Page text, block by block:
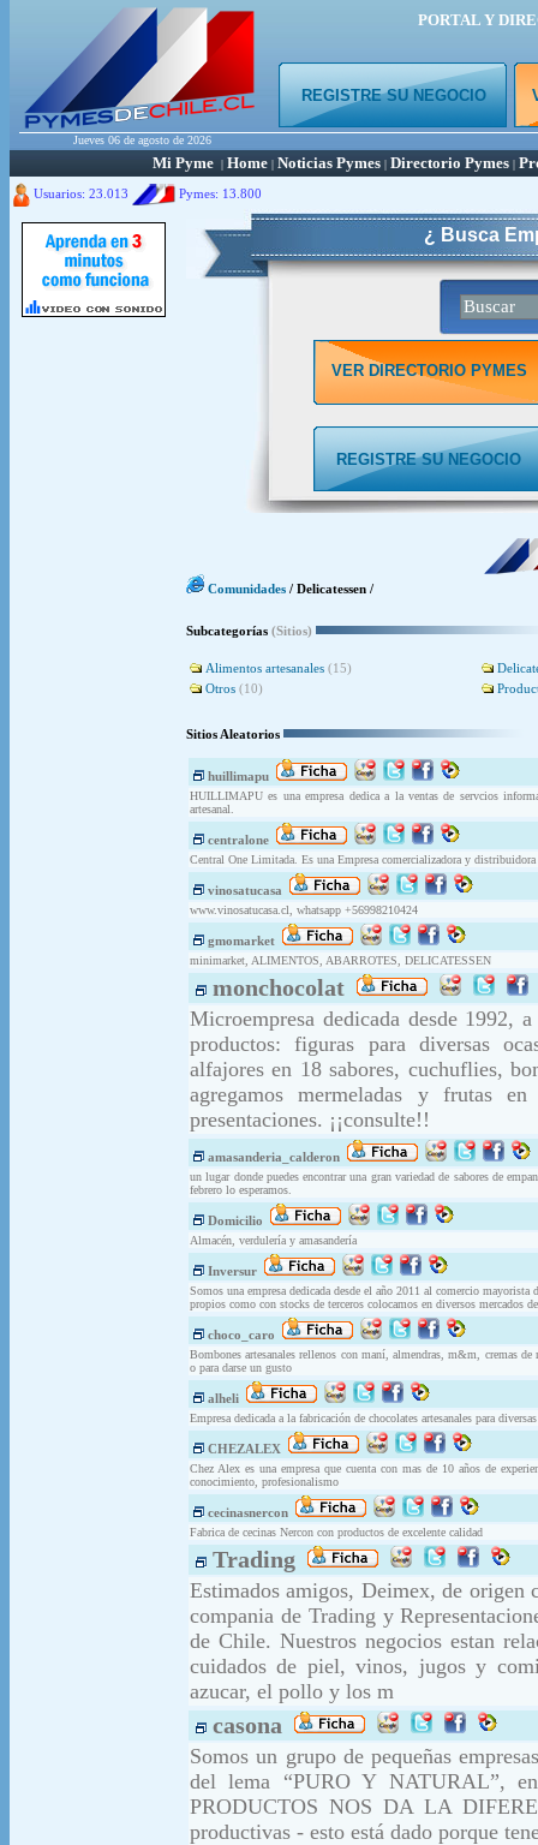
PORTAL Y
REGISTRE SU NEGOCIO
Jueves 06 de agosto de 2026
Mi Pyme | Home | Noticias Pymes | Directorio Pymes |
Usuarios: 23.013 Pymes: 13.800
¿ Busca
VER DIRECTORIO PYMES
REGISTRE SU NEGOCIO
Comunidades / Delicatessen /
Subcategorías (Sitios)
Alimentos artesanales (15)
Otros (10)
Sitios Aleatorios
huillimapu
HUILLIMAPU es una empresa dedica a la ventas de servcios
artesanal.
centralone
Central One Limitada. Es una Empresa comercializadora y distribuidora
vinosatucasa
www.vinosatucasa.cl, whatsapp +56998210424
gmomarket
minimarket, ALIMENTOS, ABARROTES, DELICATESSEN
monchocolat
Microempresa dedicada desde 1992,
productos: figuras para diversas
alfajores en 18 sabores, cuchuflies,
agregamos mermeladas y frutas
presentaciones. ¡¡consulte!!
amasanderia_calderon
un lugar donde puedes encontrar una gran variedad de sabores de
febrero lo esperamos.
Domicilio
Almacén, verdulería y amasandería
Inversur
Somos una empresa dedicada desde el año 2011 al comercio
propios como con stocks de terceros colocamos en diversos mercados
choco_caro
Bombones artesanales rellenos con maní, almendras, m&m, cremas
o para darse un gusto
alheli
Empresa dedicada a la fabricación de chocolates artesanales para
CHEZALEX
Chez Alex es una empresa que cuenta con mas de 10 años de
conocimiento, profesionalismo
cecinasnercon
Fabrica de cecinas Nercon con productos de excelente calidad
Trading
Estimados amigos, Deimex, de origen
compania de Trading y
de Chile. Nuestros negocios estan
cuidados de piel, vinos, jugos y
azucar, el pollo y los m
casona
Somos un grupo de pequeñas
del lema “PURO Y NATURAL”,
PRODUCTOS NOS DA LA
productivas - esto está dado porque